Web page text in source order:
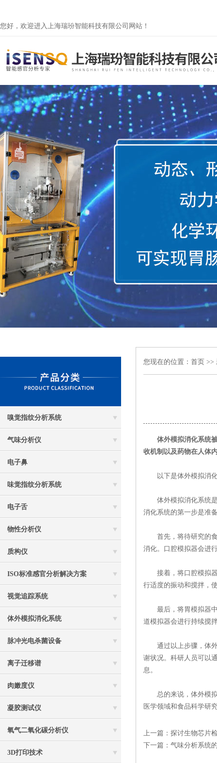
您好，欢迎进入上海瑞玢智能科技有限公司网站！
嗅觉指纹分析系统
气味分析仪
电子鼻
味觉指纹分析系统
电子舌
物性分析仪
质构仪
ISO标准感官分析解决方案
视觉追踪系统
体外模拟消化系统
脉冲光电杀菌设备
离子迁移谱
肉嫩度仪
凝胶测试仪
氧气二氧化碳分析仪
3D打印技术
您现在的位置： 首页 >>
体外模拟消化系统
收机制以及药物在人体
以下是体外模拟消化
体外模拟消化系统是
消化系统的第一步是准
首先，将待研究的食
消化。口腔模拟器会进
接着，将口腔模拟器
行适度的振动和搅拌，
最后，将胃模拟器中
道模拟器会进行持续搅
通过以上步骤，体外
谢状况。科研人员可以
息。
总的来说，体外模拟
医学领域和食品科学研
上一篇： 探讨生物芯片
下一篇： 气味分析系统